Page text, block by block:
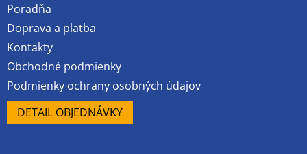
Poradňa
Doprava a platba
Kontakty
Obchodné podmienky
Podmienky ochrany osobných údajov
DETAIL OBJEDNÁVKY